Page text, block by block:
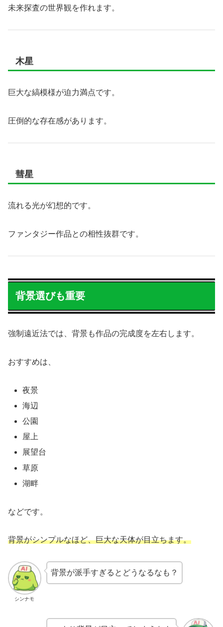
未来探査の世界観を作れます。
木星
巨大な縞模様が迫力満点です。
圧倒的な存在感があります。
彗星
流れる光が幻想的です。
ファンタジー作品との相性抜群です。
背景選びも重要
強制遠近法では、背景も作品の完成度を左右します。
おすすめは、
夜景
海辺
公園
屋上
展望台
草原
湖畔
などです。
背景がシンプルなほど、巨大な天体が目立ちます。
シンナモ
背景が派手すぎるとどうなるなも？